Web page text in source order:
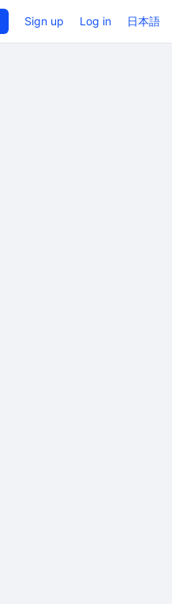
Sign up Log in 日本語